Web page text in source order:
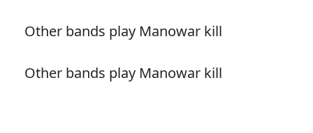
Other bands play Manowar kill
Other bands play Manowar kill